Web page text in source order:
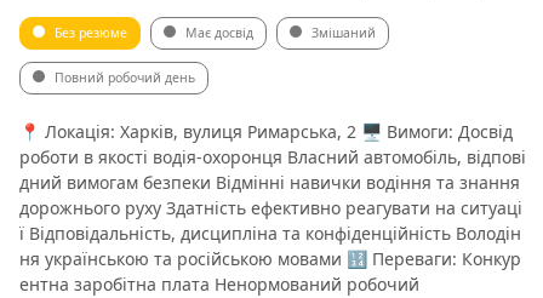
Без резюме Має досвід Змішаний
Повний робочий день
📍 Локація: Харків, вулиця Римарська, 2 🖥 Вимоги: Досвід
роботи в якості водія-охоронця Власний автомобіль, відпові
дний вимогам безпеки Відмінні навички водіння та знання
дорожнього руху Здатність ефективно реагувати на ситуаці
ї Відповідальність, дисципліна та конфіденційність Володін
ня українською та російською мовами 🔢 Переваги: Конкур
ентна заробітна плата Ненормований робочий